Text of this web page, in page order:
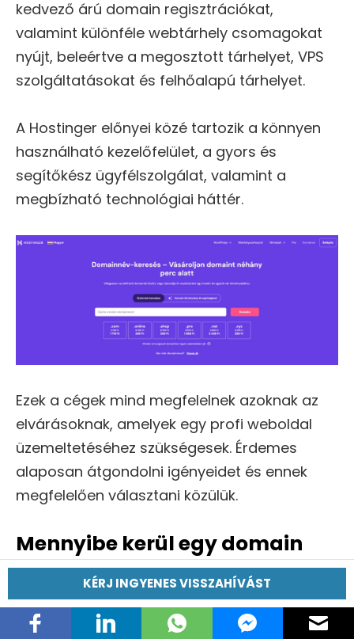
kedvező árú domain regisztrációkat,
valamint különféle webtárhely csomagokat
nyújt, beleértve a megosztott tárhelyet, VPS
szolgáltatásokat és felhőalapú tárhelyet.
A Hostinger előnyei közé tartozik a könnyen
használható kezelőfelület, a gyors és
segítőkész ügyfélszolgálat, valamint a
megbízható technológiai háttér.
Ezek a cégek mind megfelelnek azoknak az
elvárásoknak, amelyek egy profi weboldal
üzemeltetéséhez szükségesek. Érdemes
alaposan átgondolni igényeidet és ennek
megfelelően választani közülük.
Mennyibe kerül egy domain
Magyarországon?
A domain regisztráció költségei változhatnak
attól függően, hogy milyen típusú domaint
KÉRJ INGYENES VISSZAHÍVÁST